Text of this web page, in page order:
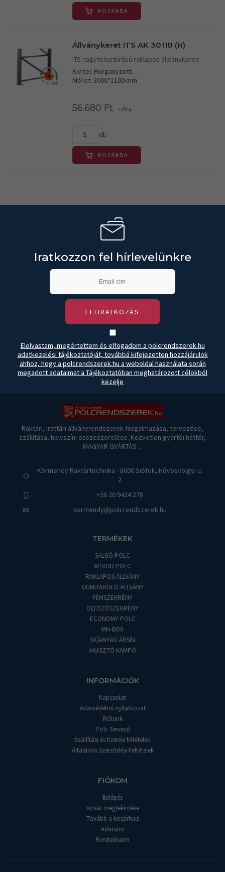
KOSÁRBA
Állványkeret ITS AK 30110 (H)
ITS nagyteherbírású raklapos állványkeret
Kivitel: Horganyzott
Méret: 3000*1100 mm
56.680 Ft +Áfa
db
KOSÁRBA
Iratkozzon fel hírlevelünkre
FELIRATKOZÁS
Elolvastam, megértettem és elfogadom a polcrendszerek.hu
adatkezelési tájékoztatóját, továbbá kifejezetten hozzájárulok
ahhoz, hogy a polcrendszerek.hu a weboldal használata során
megadott adataimat a Tájékoztatóban meghatározott célokból
kezelje
Raktári, irattári állványrendszerek forgalmazása, tervezése,
szállítása, helyszíni összeszerelése. Közvetlen gyártói háttér,
MAGYAR GYÁRTÁS ...
Körmendy Raktártechnika - 8600 Siófok, Hűvösvölgyi u.
2
+36 20 9424 278
kormendy@polcrendszerek.hu
TERMÉKEK
SALGÓ POLC
APROD POLC
RAKLAPOS ÁLLVÁNY
GUMITÁROLÓ ÁLLVÁNY
FÉMSZEKRÉNY
ÖLTÖZŐSZEKRÉNY
ECONOMY POLC
MH-BOX
MŰANYAG ÁRSÍN
AKASZTÓ KAMPÓ
INFORMÁCIÓK
Kapcsolat
Adatvédelmi nyilatkozat
Rólunk
Polc Tervező
Szállítási és fizetési feltételek
Általános Szerződési Feltételek
FIÓKOM
Belépés
Kosár megtekintése
Tovább a kosárhoz
Adataim
Rendeléseim